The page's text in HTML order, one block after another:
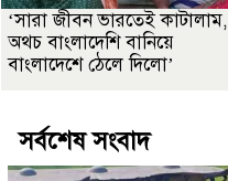
‘সারা জীবন ভারতেই কাটালাম,
অথচ বাংলাদেশি বানিয়ে
বাংলাদেশে ঠেলে দিলো’
সর্বশেষ সংবাদ